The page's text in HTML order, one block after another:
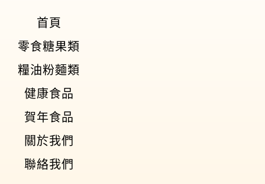
首頁
零食糖果類
糧油粉麵類
健康食品
賀年食品
關於我們
聯絡我們